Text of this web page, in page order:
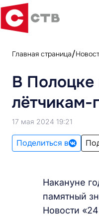
Главная страница
В Полоцке
лётчикам-
17 мая 2024 19:21
Поделиться в
Накануне
памятный
Новости